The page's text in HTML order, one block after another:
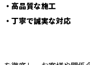
・高品質な施工
・丁寧で誠実な対応